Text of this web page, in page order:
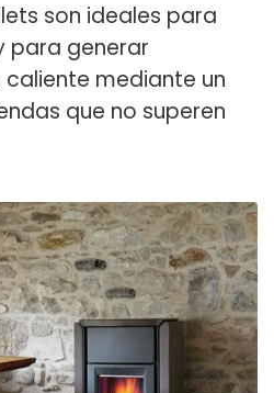
son ideales para
para generar
mediante un
que no superen